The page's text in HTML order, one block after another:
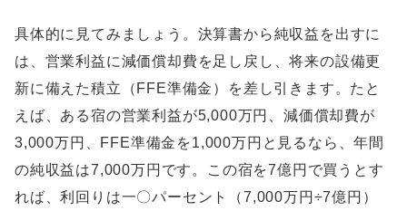
具体的に見てみましょう。決算書から純収益を出すに
は、営業利益に減価償却費を足し戻し、将来の設備更
新に備えた積立（FFE準備金）を差し引きます。たと
えば、ある宿の営業利益が5,000万円、減価償却費が
3,000万円、FFE準備金を1,000万円と見るなら、年間
の純収益は7,000万円です。この宿を7億円で買うとす
れば、利回りは一〇パーセント（7,000万円÷7億円）